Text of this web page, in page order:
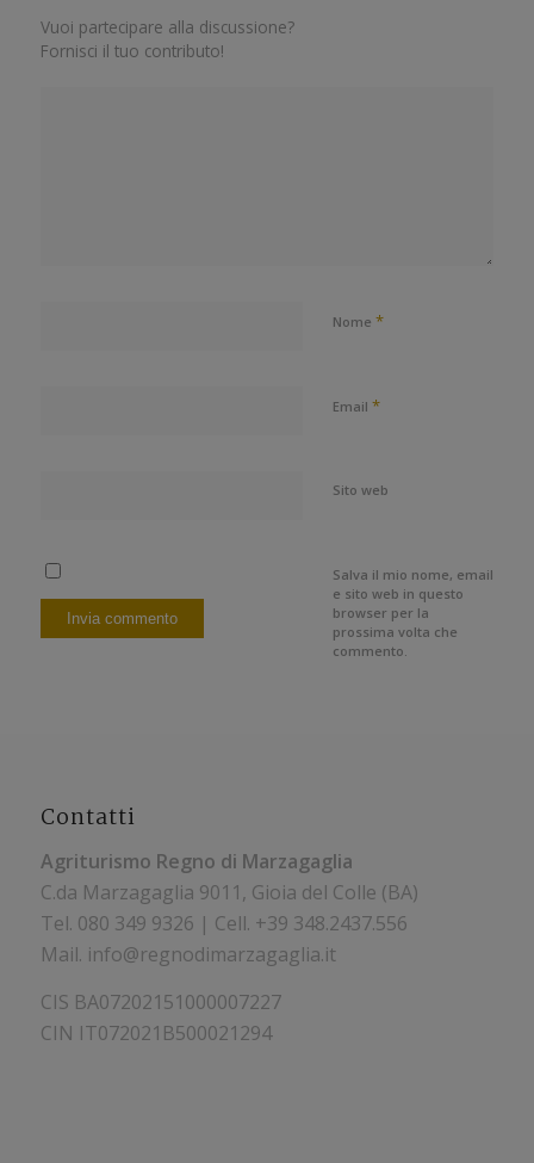
Vuoi partecipare alla discussione?
Fornisci il tuo contributo!
Nome *
Email *
Sito web
Salva il mio nome, email
e sito web in questo
browser per la
prossima volta che
commento.
Contatti
Agriturismo Regno di Marzagaglia
C.da Marzagaglia 9011, Gioia del Colle (BA)
Tel. 080 349 9326 | Cell. +39 348.2437.556
Mail. info@regnodimarzagaglia.it
CIS BA07202151000007227
CIN IT072021B500021294